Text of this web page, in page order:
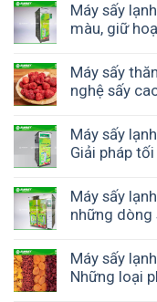
Máy sấy
màu, giữ
Máy sấy
nghệ sấy
Máy sấy
Giải pháp
Máy sấy
những dòng
Máy sấy
Những loại